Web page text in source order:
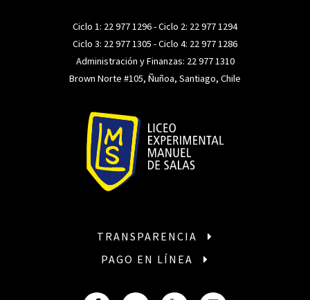
Ciclo 1: 22 977 1296- Ciclo 2: 22 977 1294
Ciclo 3: 22 977 1305 - Ciclo 4: 22 977 1286
Administración y Finanzas: 22 977 1310
Brown Norte #105, Ñuñoa, Santiago, Chile
TRANSPARENCIA
PAGO EN LÍNEA